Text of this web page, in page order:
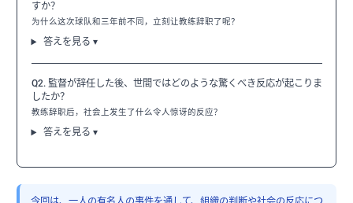
すか？
为什么这次球队和三年前不同，立刻让教练辞职了呢？
答えを見る ▾
Q2. 監督が辞任した後、世間ではどのような驚くべき反応が起こりま
したか？
教练辞职后，社会上发生了什么令人惊讶的反应？
答えを見る ▾